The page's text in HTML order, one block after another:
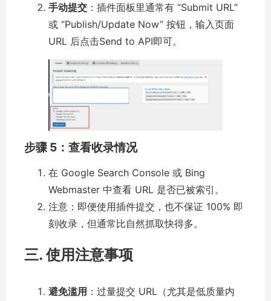
手动提交 ：插件面板里通常有 “Submit URL”
或 “Publish/Update Now” 按钮，输入页面
URL 后点击Send to API即可。
步骤 5：查看收录情况
在 Google Search Console 或 Bing
Webmaster 中查看 URL 是否已被索引。
注意：即便使用插件提交，也不保证 100% 即
刻收录，但通常比自然抓取快得多。
三. 使用注意事项
避免滥用 ：过量提交 URL（尤其是低质量内